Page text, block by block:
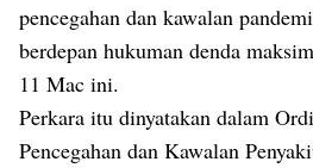
pencegahan dan kawalan
berdepan hukuman denda
11 Mac ini.
Perkara itu dinyatakan dalam
Pencegahan dan Kawalan